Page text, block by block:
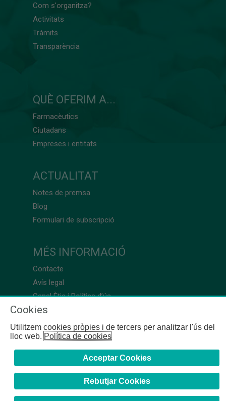
Com s'organitza?
Activitats
Tràmits
Transparència
QUÈ OFERIM A...
Farmacèutics
Ciutadans
Empreses i entitats
ACTUALITAT
Notes de premsa
Blog
Formulari de subscripció
MÉS INFORMACIÓ
Contacte
Avís legal
Canal Ètic i Política d’ús
Cookies
Utilitzem cookies pròpies i de tercers per analitzar l'ús del
lloc web.Política de cookies
Acceptar Cookies
Rebutjar Cookies